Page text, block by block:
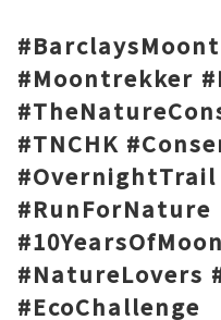
#Moontrekker
#TNCHK
#RunForNature
#NatureLovers
#EcoChallenge